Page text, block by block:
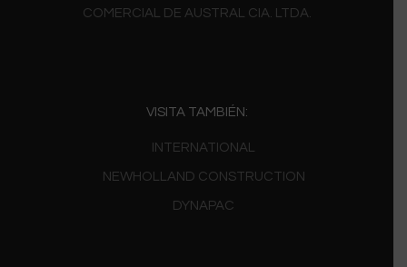
COMERCIAL DE AUSTRAL CIA. LTDA.
VISITA TAMBIÉN:
INTERNATIONAL
NEWHOLLAND CONSTRUCTION
DYNAPAC